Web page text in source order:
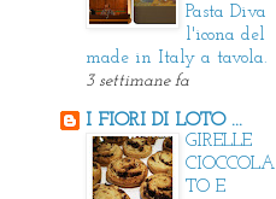
Pasta Diva
l'icona del
made in Italy a tavola.
3 settimane fa
I FIORI DI LOTO ...
GIRELLE
CIOCCOLA
TO E